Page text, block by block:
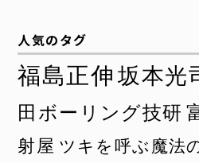
人気のタグ
福島正伸 坂本光
田ボーリング技研
射屋 ツキを呼ぶ魔法